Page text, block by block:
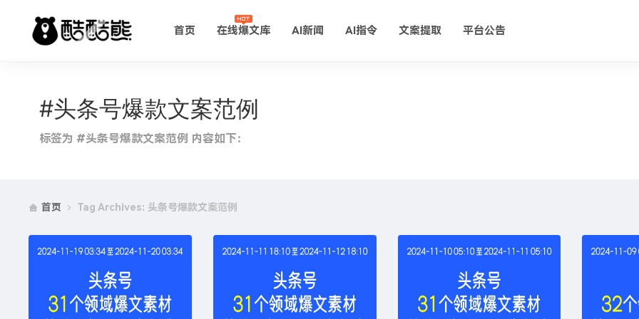
首页 在线爆文库 AI新闻 AI指令 文案提取 平台公告
#头条号爆款文案范例
标签为 #头条号爆款文案范例 内容如下：
首页 Tag Archives: 头条号爆款文案范例